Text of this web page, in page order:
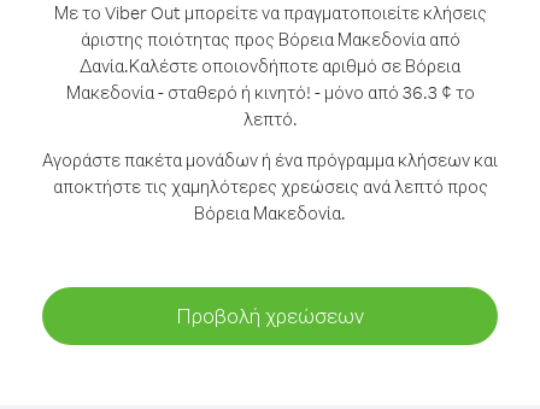
Με το Viber Out μπορείτε να πραγματοποιείτε κλήσεις
άριστης ποιότητας προς Βόρεια Μακεδονία από
Δανία.Καλέστε οποιονδήποτε αριθμό σε Βόρεια
Μακεδονία - σταθερό ή κινητό! - μόνο από 36.3 ¢ το
λεπτό.
Αγοράστε πακέτα μονάδων ή ένα πρόγραμμα κλήσεων και
αποκτήστε τις χαμηλότερες χρεώσεις ανά λεπτό προς
Βόρεια Μακεδονία.
Προβολή χρεώσεων